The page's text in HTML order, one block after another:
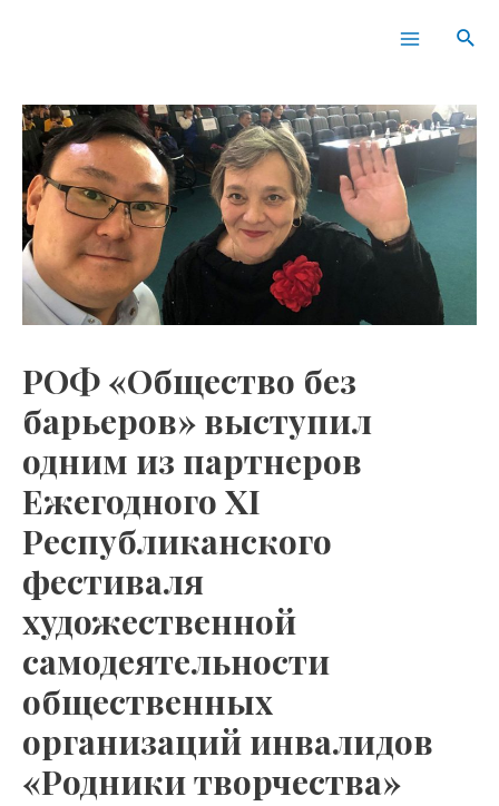
Main
РОФ «Общество без
барьеров» выступил
одним из партнеров
Ежегодного ХI
Республиканского
фестиваля
художественной
самодеятельности
общественных
организаций инвалидов
«Родники творчества»